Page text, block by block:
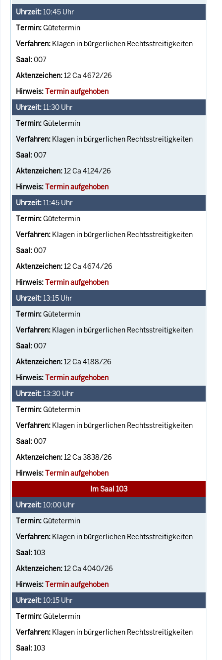
10:45 Uhr
Gütetermin
Klagen in bürgerlichen Rechtsstreitigkeiten
007
12 Ca 4672/26
Termin aufgehoben
11:30 Uhr
Gütetermin
Klagen in bürgerlichen Rechtsstreitigkeiten
007
12 Ca 4124/26
Termin aufgehoben
11:45 Uhr
Gütetermin
Klagen in bürgerlichen Rechtsstreitigkeiten
007
12 Ca 4674/26
Termin aufgehoben
13:15 Uhr
Gütetermin
Klagen in bürgerlichen Rechtsstreitigkeiten
007
12 Ca 4188/26
Termin aufgehoben
13:30 Uhr
Gütetermin
Klagen in bürgerlichen Rechtsstreitigkeiten
007
12 Ca 3838/26
Termin aufgehoben
Im Saal 103
10:00 Uhr
Gütetermin
Klagen in bürgerlichen Rechtsstreitigkeiten
103
12 Ca 4040/26
Termin aufgehoben
10:15 Uhr
Gütetermin
Klagen in bürgerlichen Rechtsstreitigkeiten
103